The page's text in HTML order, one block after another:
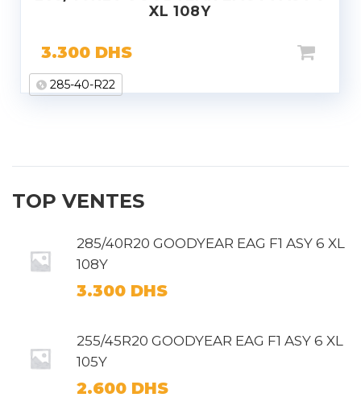
XL 108Y
3.300 DHS
285-40-R22
TOP VENTES
285/40R20 GOODYEAR EAG F1 ASY 6 XL
108Y
3.300 DHS
255/45R20 GOODYEAR EAG F1 ASY 6 XL
105Y
2.600 DHS